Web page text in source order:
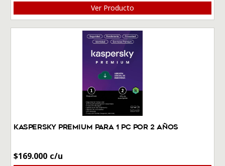
Ver Producto
Kaspersky Premium Para 1 PC por 2 Años
$169.000